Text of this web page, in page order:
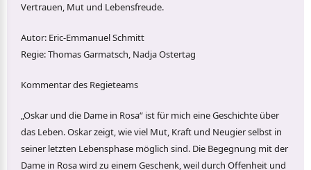
Vertrauen, Mut und Lebensfreude.
Autor: Eric-Emmanuel Schmitt
Regie: Thomas Garmatsch, Nadja Ostertag
Kommentar des Regieteams
„Oskar und die Dame in Rosa“ ist für mich eine Geschichte über
das Leben. Oskar zeigt, wie viel Mut, Kraft und Neugier selbst in
seiner letzten Lebensphase möglich sind. Die Begegnung mit der
Dame in Rosa wird zu einem Geschenk, weil durch Offenheit und